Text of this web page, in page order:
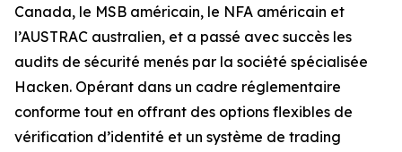
Canada, le MSB américain, le NFA américain et
l’AUSTRAC australien, et a passé avec succès les
audits de sécurité menés par la société spécialisée
Hacken. Opérant dans un cadre réglementaire
conforme tout en offrant des options flexibles de
vérification d’identité et un système de trading